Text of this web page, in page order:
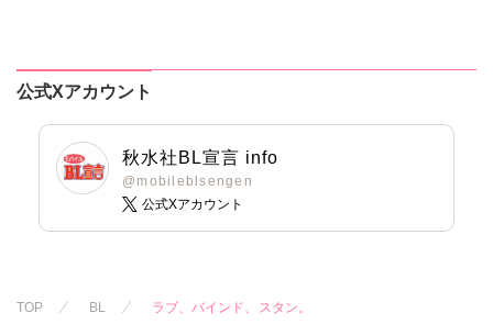
公式Xアカウント
秋水社BL宣言 info
@mobileblsengen
公式Xアカウント
TOP BL ラブ、バインド、スタン。